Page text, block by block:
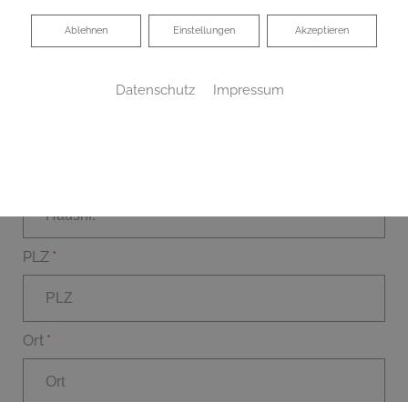
PLZ
Ort
Akzeptieren
Einstellungen
Ablehnen
Ablehnen
Datenschutz Impressum